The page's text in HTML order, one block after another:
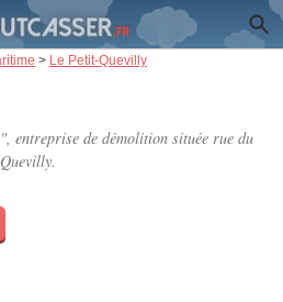
> Le Petit-Quevilly
entreprise de démolition située rue du